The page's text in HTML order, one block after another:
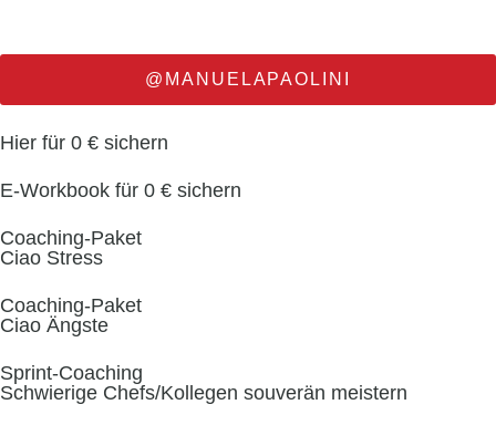
@MANUELAPAOLINI
Hier für 0 € sichern
E-Workbook für 0 € sichern
Coaching-Paket
Ciao Stress
Coaching-Paket
Ciao Ängste
Sprint-Coaching
Schwierige Chefs/Kollegen souverän meistern